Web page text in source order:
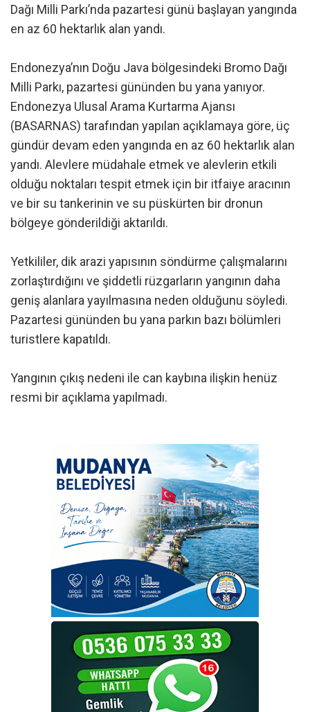
Dağı Milli Parkı’nda pazartesi günü başlayan yangında
en az 60 hektarlık alan yandı.
Endonezya’nın Doğu Java bölgesindeki Bromo Dağı
Milli Parkı, pazartesi gününden bu yana yanıyor.
Endonezya Ulusal Arama Kurtarma Ajansı
(BASARNAS) tarafından yapılan açıklamaya göre, üç
gündür devam eden yangında en az 60 hektarlık alan
yandı. Alevlere müdahale etmek ve alevlerin etkili
olduğu noktaları tespit etmek için bir itfaiye aracının
ve bir su tankerinin ve su püskürten bir dronun
bölgeye gönderildiği aktarıldı.
Yetkililer, dik arazi yapısının söndürme çalışmalarını
zorlaştırdığını ve şiddetli rüzgarların yangının daha
geniş alanlara yayılmasına neden olduğunu söyledi.
Pazartesi gününden bu yana parkın bazı bölümleri
turistlere kapatıldı.
Yangının çıkış nedeni ile can kaybına ilişkin henüz
resmi bir açıklama yapılmadı.